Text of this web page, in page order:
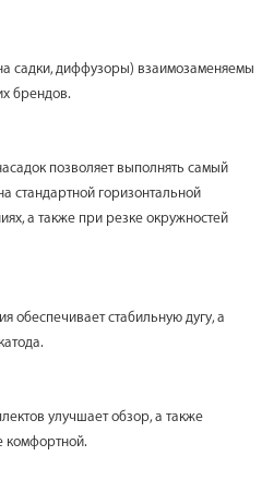
садки, диффузоры) взаимозаменяемы
брендов.
позволяет выполнять самый
стандартной горизонтальной
а также при резке окружностей
обеспечивает стабильную дугу, а
улучшает обзор, а также
комфортной.